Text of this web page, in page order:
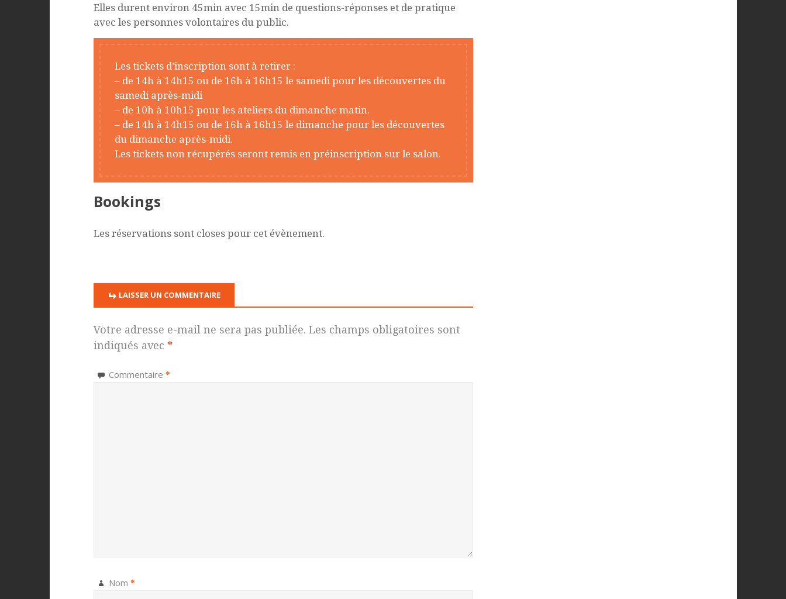
Elles durent environ 45min avec 15min de questions-réponses et de pratique
avec les personnes volontaires du public.
Les tickets d’inscription sont à retirer :
– de 14h à 14h15 ou de 16h à 16h15 le samedi pour les découvertes du
samedi après-midi
– de 10h à 10h15 pour les ateliers du dimanche matin.
– de 14h à 14h15 ou de 16h à 16h15 le dimanche pour les découvertes
du dimanche après-midi.
Les tickets non récupérés seront remis en préinscription sur le salon.
Bookings
Les réservations sont closes pour cet évènement.
LAISSER UN COMMENTAIRE
Votre adresse e-mail ne sera pas publiée. Les champs obligatoires sont
indiqués avec *
Commentaire *
Nom *